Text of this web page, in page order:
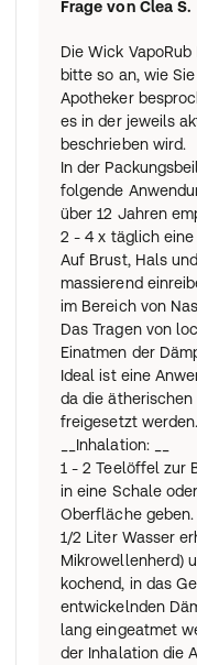
Frage von Clea S.
Die Wick
bitte so an, wie
Apotheker
es in der jeweils
beschrieben wird.
In der
folgende
über 12 Jahren
2 - 4 x täglich
Auf Brust, Hals
massierend
im Bereich von
Das Tragen von
Einatmen der
Ideal ist eine
da die
freigesetzt werden.
__Inhalation: __
1 - 2 Teelöffel zur
in eine Schale
Oberfläche geben.
1/2 Liter Wasser
Mikrowellenherd)
kochend, in das
entwickelnden
lang eingeatmet
der Inhalation die